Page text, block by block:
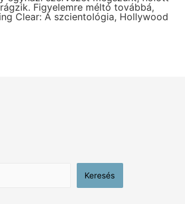
Figyelemre méltó továbbá,
Clear: A szcientológia, Hollywood
Keresés